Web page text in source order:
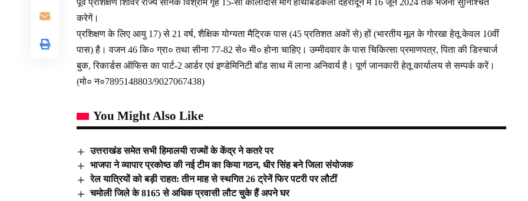
पूर्व प्रशिक्षण शिविर राज्य सैनिक विश्राम गृह 15-सी कालीदास मार्ग हाथीबडकला देहरादून में 16 जून 2024 तक भेजना सुनिश्चित
करेगें।
प्रशिक्षण के लिए आयु 17) से 21 वर्ष, शैक्षिक योग्यता मैट्रिक पास (45 प्रतिशत अकों से) हों (भारतीय मूल के गोरखा हेतू केवल 10वीं
पास) है। वजन 46 कि० ग्रा० तथा सीना 77-82 से० मी० होना चाहिए। उम्मीदवार के पास चिकित्सा प्रमाणपत्र, पिता की डिस्चार्ज
बुक, रिकार्डस ऑफिस का पार्ट-2 आर्डर एवं इण्डेमिनिटी बॉड साथ में लाना अनिवार्य है। पूर्ण जानकारी हेतू कार्यालय से सम्पर्क करें।
(मो० न०7895148803/9027067438)
You Might Also Like
उत्तराखंड समेत सभी हिमालयी राज्यों के केंद्र ने कतरे पर
भाजपा ने व्यापार प्रकोष्ठ की नई टीम का किया गठन, धीर सिंह बने जिला संयोजक
रेल यात्रियों को बड़ी राहत: तीन माह से स्थगित 26 ट्रेनें फिर पटरी पर लौटीं
चमोली जिले के 8165 से अधिक प्रवासी लौट चुके हैं अपने घर